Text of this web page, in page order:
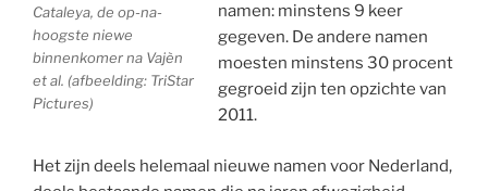
Cataleya, de op-na-
hoogste niewe
binnenkomer na Vajèn
et al. (afbeelding: TriStar
Pictures)
namen: minstens 9 keer
gegeven. De andere namen
moesten minstens 30 procent
gegroeid zijn ten opzichte van
2011.
Het zijn deels helemaal nieuwe namen voor Nederland,